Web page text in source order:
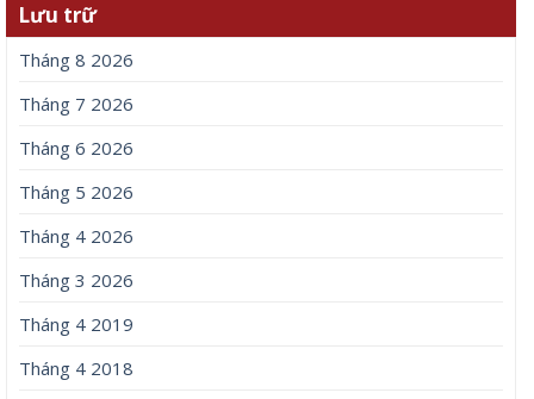
Lưu trữ
Tháng 8 2026
Tháng 7 2026
Tháng 6 2026
Tháng 5 2026
Tháng 4 2026
Tháng 3 2026
Tháng 4 2019
Tháng 4 2018